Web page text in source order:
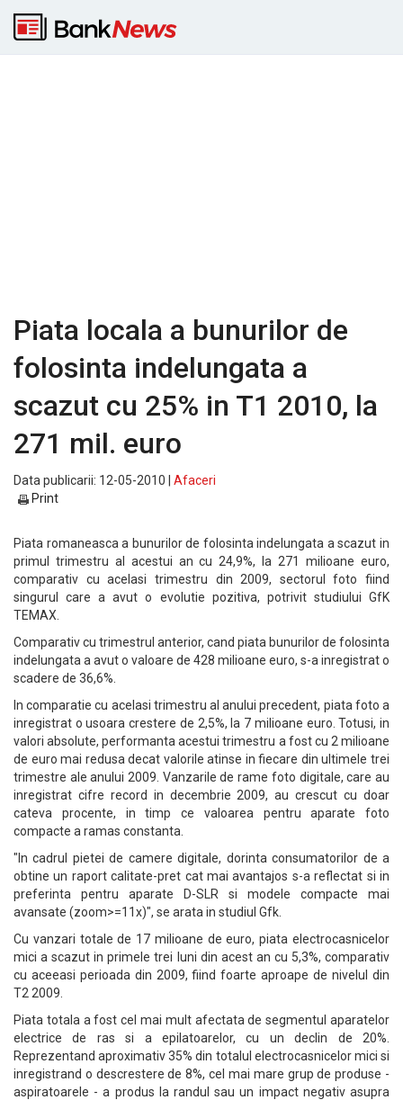
Piata locala a bunurilor de
folosinta indelungata a
scazut cu 25% in T1 2010, la
271 mil. euro
Data publicarii: 12-05-2010 | Afaceri
Print
Piata romaneasca a bunurilor de folosinta indelungata a scazut in
primul trimestru al acestui an cu 24,9%, la 271 milioane euro,
comparativ cu acelasi trimestru din 2009, sectorul foto fiind
singurul care a avut o evolutie pozitiva, potrivit studiului GfK
TEMAX.
Comparativ cu trimestrul anterior, cand piata bunurilor de folosinta
indelungata a avut o valoare de 428 milioane euro, s-a inregistrat o
scadere de 36,6%.
In comparatie cu acelasi trimestru al anului precedent, piata foto a
inregistrat o usoara crestere de 2,5%, la 7 milioane euro. Totusi, in
valori absolute, performanta acestui trimestru a fost cu 2 milioane
de euro mai redusa decat valorile atinse in fiecare din ultimele trei
trimestre ale anului 2009. Vanzarile de rame foto digitale, care au
inregistrat cifre record in decembrie 2009, au crescut cu doar
cateva procente, in timp ce valoarea pentru aparate foto
compacte a ramas constanta.
"In cadrul pietei de camere digitale, dorinta consumatorilor de a
obtine un raport calitate-pret cat mai avantajos s-a reflectat si in
preferinta pentru aparate D-SLR si modele compacte mai
avansate (zoom>=11x)", se arata in studiul Gfk.
Cu vanzari totale de 17 milioane de euro, piata electrocasnicelor
mici a scazut in primele trei luni din acest an cu 5,3%, comparativ
cu aceeasi perioada din 2009, fiind foarte aproape de nivelul din
T2 2009.
Piata totala a fost cel mai mult afectata de segmentul aparatelor
electrice de ras si a epilatoarelor, cu un declin de 20%.
Reprezentand aproximativ 35% din totalul electrocasnicelor mici si
inregistrand o descrestere de 8%, cel mai mare grup de produse -
aspiratoarele - a produs la randul sau un impact negativ asupra